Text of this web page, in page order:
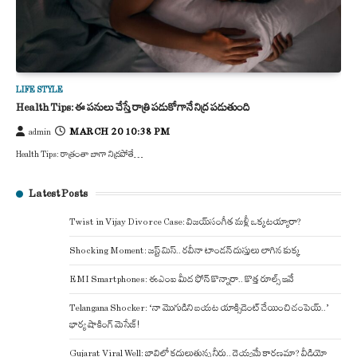
LIFE STYLE
Health Tips: ఈ పనులు చేస్తే రాత్రి పడుకోగానే నిద్ర పడుతుంది
admin MARCH 20 10:38 PM
Health Tips: రాత్రంతా బాగా నిద్రపోతే…
Latest Posts
Twist in Vijay Divorce Case: విజయ్-సంగీత మళ్లీ ఒక్కటయ్యారా?
Shocking Moment: జస్ట్ మిస్.. రవీనా టాండన్ దుస్తులు లాగిన కుక్క
EMI Smartphones: ఈఎంఐ మీద ఫోన్ కొన్నారా.. కొత్త రూల్స్ ఇవే
Telangana Shocker: ‘నా మొగుడిని బయట యాక్సిడెంట్ చేయించి చంపెయ్..’
భార్య షాకింగ్ మెసేజ్!
Gujarat Viral Well: బావిలో కదులుతున్న నీరు.. దెయ్యమే కారణమా? వీడియో